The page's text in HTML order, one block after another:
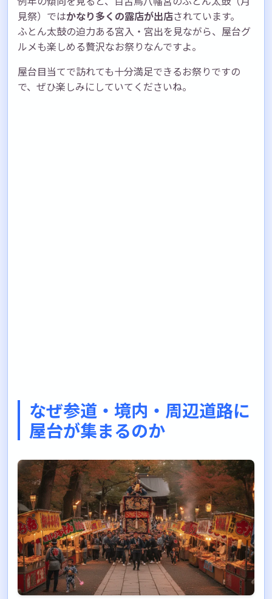
見祭）ではかなり多くの露店が出店されています。
ふとん太鼓の迫力ある宮入・宮出を見ながら、屋台グ
ルメも楽しめる贅沢なお祭りなんですよ。
屋台目当てで訪れても十分満足できるお祭りですの
で、ぜひ楽しみにしていてくださいね。
なぜ参道・境内・周辺道路に
屋台が集まるのか